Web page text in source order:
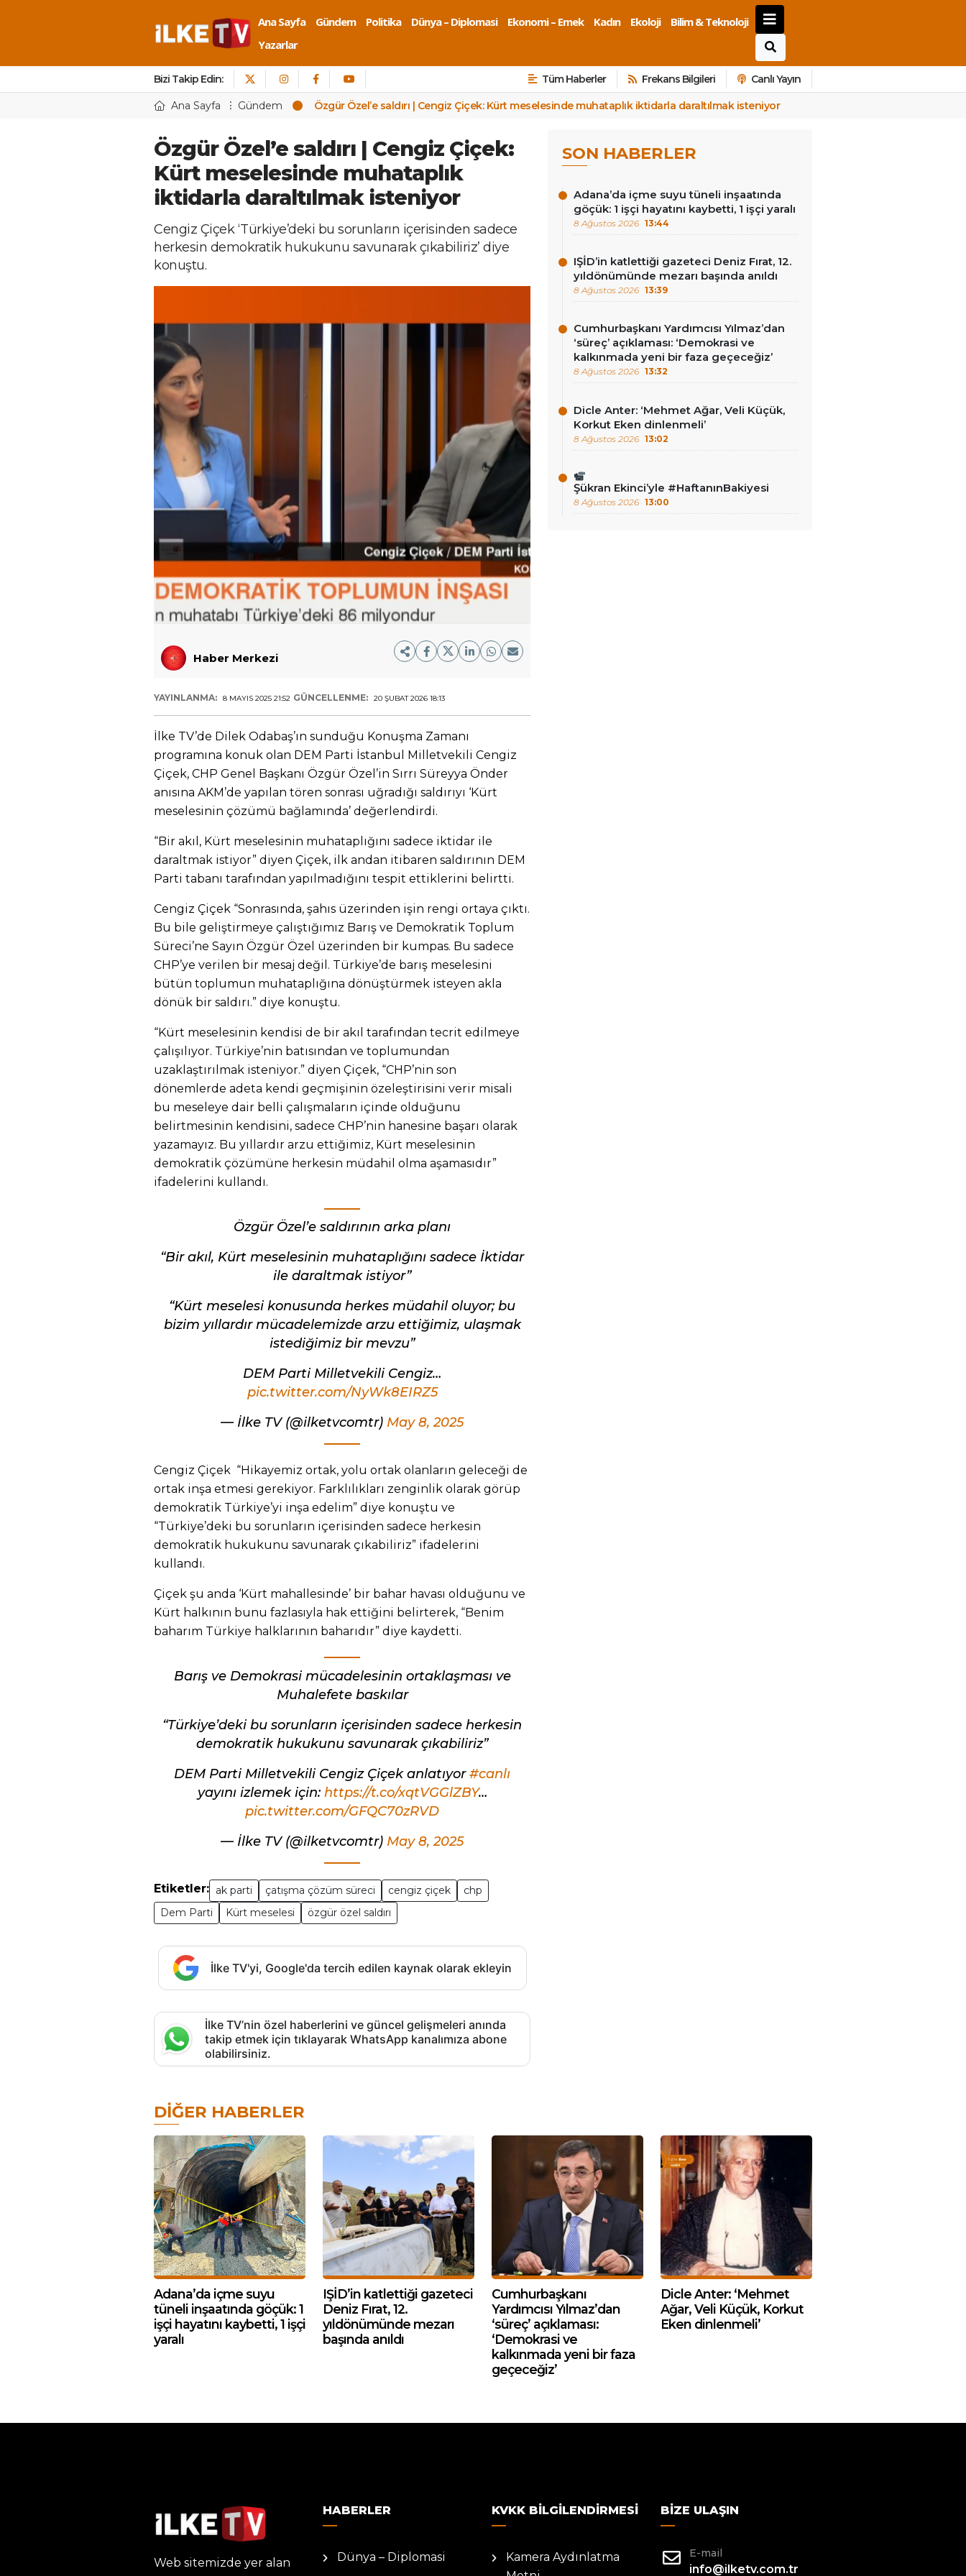
Ana Sayfa Gündem Politika Dünya – Diplomasi Ekonomi – Emek Kadın Ekoloji
Bilim & Teknoloji
Yazarlar
Bizi Takip Edin: Tüm Haberler Frekans Bilgileri Canlı Yayın
Ana Sayfa Gündem Özgür Özel’e saldırı | Cengiz Çiçek: Kürt meselesinde muhataplık iktidarla daraltılmak isteniyor
Özgür Özel’e saldırı | Cengiz Çiçek:
Kürt meselesinde muhataplık
iktidarla daraltılmak isteniyor
Cengiz Çiçek ‘Türkiye’deki bu sorunların içerisinden sadece
herkesin demokratik hukukunu savunarak çıkabiliriz’ diye
konuştu.
Haber Merkezi
YAYINLANMA: 8 MAYIS 2025 21:52 GÜNCELLENME: 20 ŞUBAT 2026 18:13
İlke TV’de Dilek Odabaş’ın sunduğu Konuşma Zamanı
programına konuk olan DEM Parti İstanbul Milletvekili Cengiz
Çiçek, CHP Genel Başkanı Özgür Özel’in Sırrı Süreyya Önder
anısına AKM’de yapılan tören sonrası uğradığı saldırıyı ‘Kürt
meselesinin çözümü bağlamında’ değerlendirdi.
“Bir akıl, Kürt meselesinin muhataplığını sadece iktidar ile
daraltmak istiyor” diyen Çiçek, ilk andan itibaren saldırının DEM
Parti tabanı tarafından yapılmadığını tespit ettiklerini belirtti.
Cengiz Çiçek “Sonrasında, şahıs üzerinden işin rengi ortaya çıktı.
Bu bile geliştirmeye çalıştığımız Barış ve Demokratik Toplum
Süreci’ne Sayın Özgür Özel üzerinden bir kumpas. Bu sadece
CHP’ye verilen bir mesaj değil. Türkiye’de barış meselesini
bütün toplumun muhataplığına dönüştürmek isteyen akla
dönük bir saldırı.” diye konuştu.
“Kürt meselesinin kendisi de bir akıl tarafından tecrit edilmeye
çalışılıyor. Türkiye’nin batısından ve toplumundan
uzaklaştırılmak isteniyor.” diyen Çiçek, “CHP’nin son
dönemlerde adeta kendi geçmişinin özeleştirisini verir misali
bu meseleye dair belli çalışmaların içinde olduğunu
belirtmesinin kendisini, sadece CHP’nin hanesine başarı olarak
yazamayız. Bu yıllardır arzu ettiğimiz, Kürt meselesinin
demokratik çözümüne herkesin müdahil olma aşamasıdır”
ifadelerini kullandı.
Özgür Özel’e saldırının arka planı
“Bir akıl, Kürt meselesinin muhataplığını sadece İktidar
ile daraltmak istiyor”
“Kürt meselesi konusunda herkes müdahil oluyor; bu
bizim yıllardır mücadelemizde arzu ettiğimiz, ulaşmak
istediğimiz bir mevzu”
DEM Parti Milletvekili Cengiz…
pic.twitter.com/NyWk8EIRZ5
— İlke TV (@ilketvcomtr) May 8, 2025
Cengiz Çiçek “Hikayemiz ortak, yolu ortak olanların geleceği de
ortak inşa etmesi gerekiyor. Farklılıkları zenginlik olarak görüp
demokratik Türkiye’yi inşa edelim” diye konuştu ve
“Türkiye’deki bu sorunların içerisinden sadece herkesin
demokratik hukukunu savunarak çıkabiliriz” ifadelerini
kullandı.
Çiçek şu anda ‘Kürt mahallesinde’ bir bahar havası olduğunu ve
Kürt halkının bunu fazlasıyla hak ettiğini belirterek, “Benim
baharım Türkiye halklarının baharıdır” diye kaydetti.
Barış ve Demokrasi mücadelesinin ortaklaşması ve
Muhalefete baskılar
“Türkiye’deki bu sorunların içerisinden sadece herkesin
demokratik hukukunu savunarak çıkabiliriz”
DEM Parti Milletvekili Cengiz Çiçek anlatıyor#canlı
yayını izlemek için: https://t.co/xqtVGGlZBY…
pic.twitter.com/GFQC70zRVD
— İlke TV (@ilketvcomtr) May 8, 2025
Etiketler: ak parti çatışma çözüm süreci cengiz çiçek
chp
Dem Parti
Kürt meselesi özgür özel saldırı
İlke TV'yi, Google'da tercih edilen kaynak olarak ekleyin
İlke TV’nin özel haberlerini ve güncel gelişmeleri anında
takip etmek için tıklayarak WhatsApp kanalımıza abone
olabilirsiniz.
SON HABERLER
Adana’da içme suyu tüneli inşaatında
göçük: 1 işçi hayatını kaybetti, 1 işçi yaralı
8 Ağustos 2026 13:44
IŞİD’in katlettiği gazeteci Deniz Fırat, 12.
yıldönümünde mezarı başında anıldı
8 Ağustos 2026 13:39
Cumhurbaşkanı Yardımcısı Yılmaz’dan
‘süreç’ açıklaması: ‘Demokrasi ve
kalkınmada yeni bir faza geçeceğiz’
8 Ağustos 2026 13:32
Dicle Anter: ‘Mehmet Ağar, Veli Küçük,
Korkut Eken dinlenmeli’
8 Ağustos 2026 13:02
Şükran Ekinci’yle #HaftanınBakiyesi
8 Ağustos 2026 13:00
DIĞER HABERLER
Adana’da içme suyu
tüneli inşaatında göçük: 1
işçi hayatını kaybetti, 1 işçi
yaralı
IŞİD’in katlettiği gazeteci
Deniz Fırat, 12.
yıldönümünde mezarı
başında anıldı
Cumhurbaşkanı
Yardımcısı Yılmaz’dan
‘süreç’ açıklaması:
‘Demokrasi ve
kalkınmada yeni bir faza
geçeceğiz’
Dicle Anter: ‘Mehmet
Ağar, Veli Küçük, Korkut
Eken dinlenmeli’
Web sitemizde yer alan
HABERLER
Dünya – Diplomasi
KVKK BILGILENDIRMESI
Kamera Aydınlatma
BIZE ULAŞIN
E-mail
info@ilketv.com.tr